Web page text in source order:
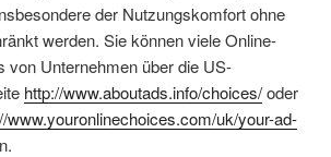
der Nutzungskomfort ohne
werden. Sie können viele Online-
von Unternehmen über die US-
http://www.aboutads.info/choices/oder
www.youronlinechoices.com/uk/your-ad-